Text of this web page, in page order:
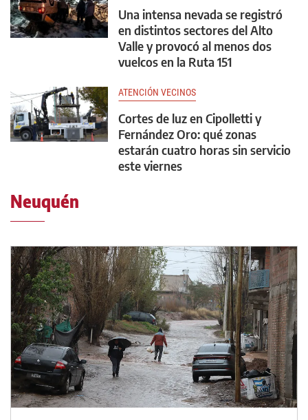
Una intensa nevada se registró
en distintos sectores del Alto
Valle y provocó al menos dos
vuelcos en la Ruta 151
ATENCIÓN VECINOS
Cortes de luz en Cipolletti y
Fernández Oro: qué zonas
estarán cuatro horas sin servicio
este viernes
Neuquén